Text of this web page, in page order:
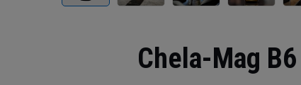
Chela-Mag